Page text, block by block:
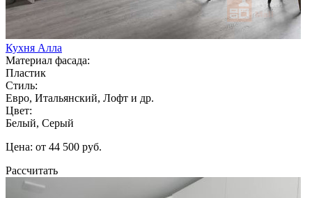
Кухня Алла
Материал фасада:
Пластик
Стиль:
Евро, Итальянский, Лофт и др.
Цвет:
Белый, Серый
Цена: от 44 500 руб.
Рассчитать